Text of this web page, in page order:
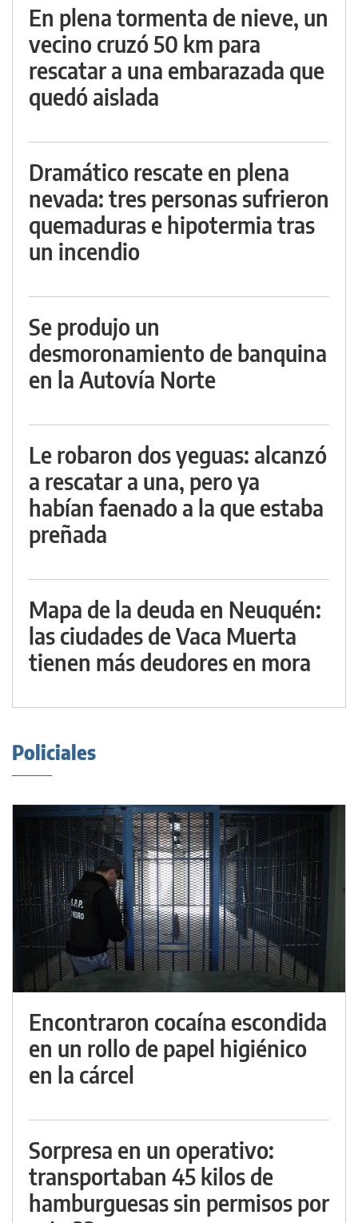
En plena tormenta de nieve, un
vecino cruzó 50 km para
rescatar a una embarazada que
quedó aislada
Dramático rescate en plena
nevada: tres personas sufrieron
quemaduras e hipotermia tras
un incendio
Se produjo un
desmoronamiento de banquina
en la Autovía Norte
Le robaron dos yeguas: alcanzó
a rescatar a una, pero ya
habían faenado a la que estaba
preñada
Mapa de la deuda en Neuquén:
las ciudades de Vaca Muerta
tienen más deudores en mora
Policiales
Encontraron cocaína escondida
en un rollo de papel higiénico
en la cárcel
Sorpresa en un operativo:
transportaban 45 kilos de
hamburguesas sin permisos por